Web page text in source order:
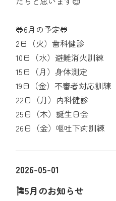
🐸6月の予定🐸
2日（火）歯科健診
10日（水）避難消火訓練
15日（月）身体測定
19日（金）不審者対応訓練
22日（月）内科健診
25日（木）誕生日会
26日（金）嘔吐下痢訓練
2026-05-01
🎏5月のお知らせ